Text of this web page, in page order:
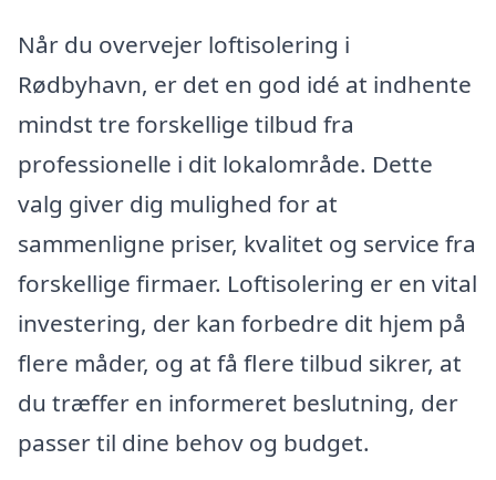
Når du overvejer loftisolering i
Rødbyhavn, er det en god idé at indhente
mindst tre forskellige tilbud fra
professionelle i dit lokalområde. Dette
valg giver dig mulighed for at
sammenligne priser, kvalitet og service fra
forskellige firmaer. Loftisolering er en vital
investering, der kan forbedre dit hjem på
flere måder, og at få flere tilbud sikrer, at
du træffer en informeret beslutning, der
passer til dine behov og budget.